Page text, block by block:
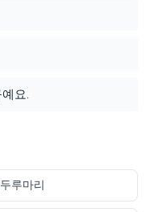
요.
두루마리